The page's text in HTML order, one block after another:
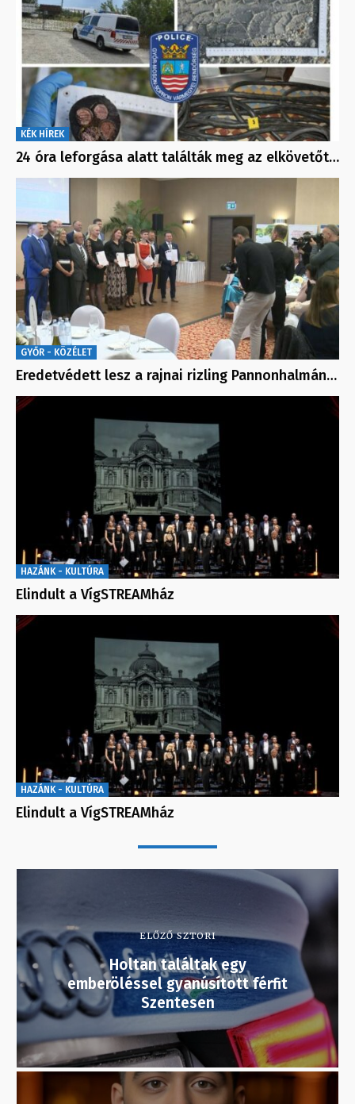
KÉK HÍREK
24 óra leforgása alatt találták meg az elkövetőt…
GYŐR - KÖZÉLET
Eredetvédett lesz a rajnai rizling Pannonhalmán…
HAZÁNK - KULTÚRA
Elindult a VígSTREAMház
HAZÁNK - KULTÚRA
Elindult a VígSTREAMház
ELŐZŐ SZTORI
Holtan találtak egy
emberöléssel gyanúsított férfit
Szentesen